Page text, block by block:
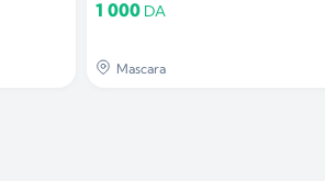
1 000 DA
Mascara